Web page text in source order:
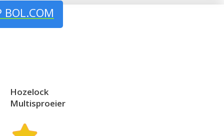
BOL.COM
Hozelock
Multisproeier